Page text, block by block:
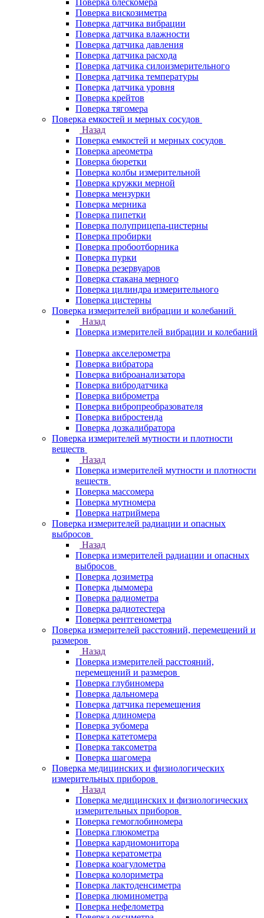
Поверка блескомера
Поверка вискозиметра
Поверка датчика вибрации
Поверка датчика влажности
Поверка датчика давления
Поверка датчика расхода
Поверка датчика силоизмерительного
Поверка датчика температуры
Поверка датчика уровня
Поверка крейтов
Поверка тягомера
Поверка емкостей и мерных сосудов
Назад
Поверка емкостей и мерных сосудов
Поверка ареометра
Поверка бюретки
Поверка колбы измерительной
Поверка кружки мерной
Поверка мензурки
Поверка мерника
Поверка пипетки
Поверка полуприцепа-цистерны
Поверка пробирки
Поверка пробоотборника
Поверка пурки
Поверка резервуаров
Поверка стакана мерного
Поверка цилиндра измерительного
Поверка цистерны
Поверка измерителей вибрации и колебаний
Назад
Поверка измерителей вибрации и колебаний
Поверка акселерометра
Поверка вибратора
Поверка виброанализатора
Поверка вибродатчика
Поверка виброметра
Поверка вибропреобразователя
Поверка вибростенда
Поверка дозкалибратора
Поверка измерителей мутности и плотности
веществ
Назад
Поверка измерителей мутности и плотности
веществ
Поверка массомера
Поверка мутномера
Поверка натриймера
Поверка измерителей радиации и опасных
выбросов
Назад
Поверка измерителей радиации и опасных
выбросов
Поверка дозиметра
Поверка дымомера
Поверка радиометра
Поверка радиотестера
Поверка рентгенометра
Поверка измерителей расстояний, перемещений и
размеров
Назад
Поверка измерителей расстояний,
перемещений и размеров
Поверка глубиномера
Поверка дальномера
Поверка датчика перемещения
Поверка длиномера
Поверка зубомера
Поверка катетомера
Поверка таксометра
Поверка шагомера
Поверка медицинских и физиологических
измерительных приборов
Назад
Поверка медицинских и физиологических
измерительных приборов
Поверка гемоглобиномера
Поверка глюкометра
Поверка кардиомонитора
Поверка кератометра
Поверка коагулометра
Поверка колориметра
Поверка лактоденсиметра
Поверка люминометра
Поверка нефелометра